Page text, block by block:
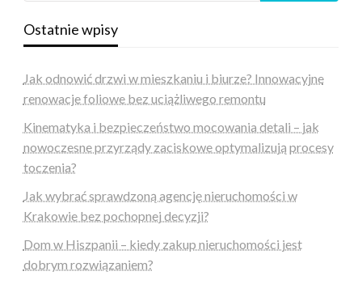
Ostatnie wpisy
Jak odnowić drzwi w mieszkaniu i biurze? Innowacyjne
renowacje foliowe bez uciążliwego remontu
Kinematyka i bezpieczeństwo mocowania detali – jak
nowoczesne przyrządy zaciskowe optymalizują procesy
toczenia?
Jak wybrać sprawdzoną agencję nieruchomości w
Krakowie bez pochopnej decyzji?
Dom w Hiszpanii – kiedy zakup nieruchomości jest
dobrym rozwiązaniem?